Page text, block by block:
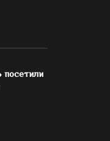
посетили